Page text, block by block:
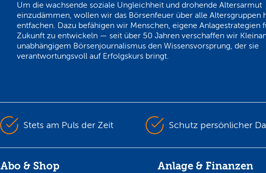
Um die wachsende soziale Ungleichheit und drohende Altersarmut
einzudämmen, wollen wir das Börsenfeuer über alle Altersgruppen
entfachen. Dazu befähigen wir Menschen, eigene Anlagestrategien
Zukunft zu entwickeln — seit über 50 Jahren verschaffen wir
unabhängigem Börsenjournalismus den Wissensvorsprung, der sie
verantwortungsvoll auf Erfolgskurs bringt.
Stets am Puls der Zeit Schutz persönlicher
Abo & Shop Anlage & Finanzen